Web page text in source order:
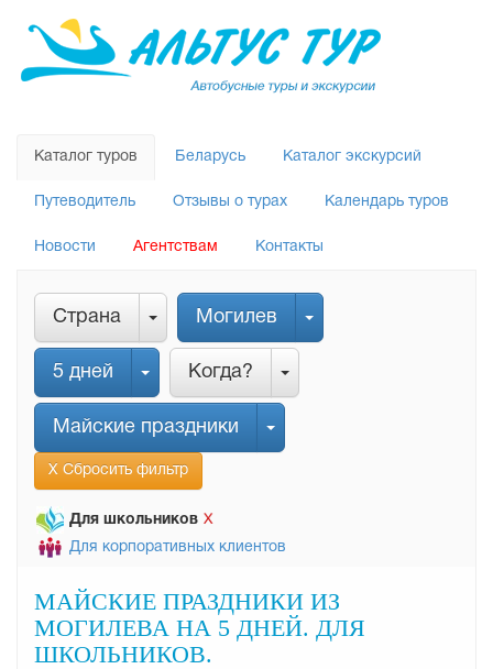
Каталог туров Беларусь Каталог экскурсий
Путеводитель Отзывы о турах Календарь туров
Новости Агентствам Контакты
Страна Могилев
5 дней Когда?
Майские праздники
Х Сбросить фильтр
Для школьников Х
Для корпоративных клиентов
МАЙСКИЕ ПРАЗДНИКИ ИЗ
МОГИЛЕВА НА 5 ДНЕЙ. ДЛЯ
ШКОЛЬНИКОВ.